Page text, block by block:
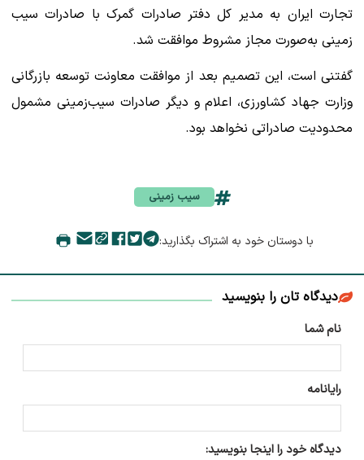
تجارت ایران به مدیر کل دفتر صادرات گمرک با صادرات سیب
زمینی به‌صورت مجاز مشروط موافقت شد.
گفتنی است، این تصمیم بعد از موافقت معاونت توسعه بازرگانی
وزارت جهاد کشاورزی، اعلام و دیگر صادرات سیب‌زمینی مشمول
محدودیت صادراتی‌ نخواهد بود.
سیب زمینی
با دوستان خود به اشتراک بگذارید:
دیدگاه تان را بنویسید
نام شما
رایانامه
دیدگاه خود را اینجا بنویسید: